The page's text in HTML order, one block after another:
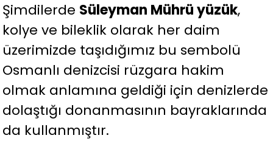
Şimdilerde Süleyman Mührü yüzük,
kolye ve bileklik olarak her daim
üzerimizde taşıdığımız bu sembolü
Osmanlı denizcisi rüzgara hakim
olmak anlamına geldiği için denizlerde
dolaştığı donanmasının bayraklarında
da kullanmıştır.